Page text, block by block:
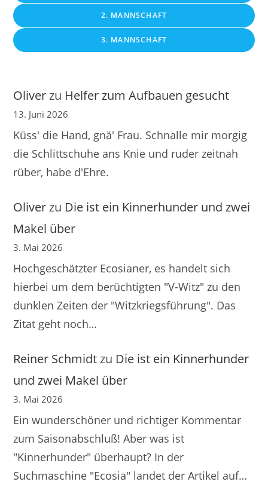
2. MANNSCHAFT
3. MANNSCHAFT
Oliverzu Helfer zum Aufbauen gesucht
13. Juni 2026
Küss' die Hand, gnä' Frau. Schnalle mir morgig
die Schlittschuhe ans Knie und ruder zeitnah
rüber, habe d'Ehre.
Oliverzu Die ist ein Kinnerhunder und zwei
Makel über
3. Mai 2026
Hochgeschätzter Ecosianer, es handelt sich
hierbei um dem berüchtigten "V-Witz" zu den
dunklen Zeiten der "Witzkriegsführung". Das
Zitat geht noch…
Reiner Schmidtzu Die ist ein Kinnerhunder
und zwei Makel über
3. Mai 2026
Ein wunderschöner und richtiger Kommentar
zum Saisonabschluß! Aber was ist
"Kinnerhunder" überhaupt? In der
Suchmaschine "Ecosia" landet der Artikel auf…